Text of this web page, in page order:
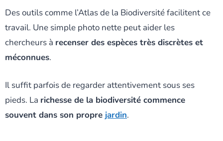
Des outils comme l’Atlas de la Biodiversité facilitent ce
travail. Une simple photo nette peut aider les
chercheurs à recenser des espèces très discrètes et
méconnues.
Il suffit parfois de regarder attentivement sous ses
pieds. La richesse de la biodiversité commence
souvent dans son propre jardin.